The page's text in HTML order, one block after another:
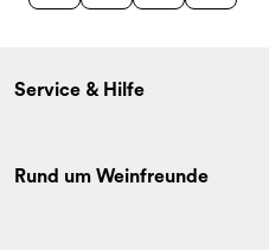
Service & Hilfe
Rund um Weinfreunde